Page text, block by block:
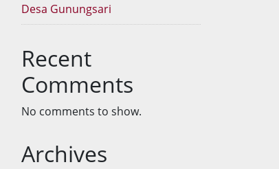
Desa Gunungsari
Recent
Comments
No comments to show.
Archives